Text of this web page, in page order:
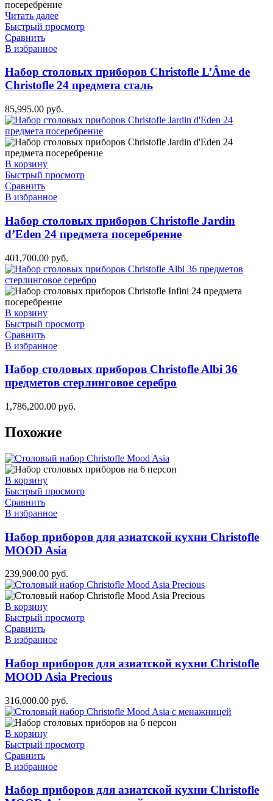
Читать далее
Быстрый просмотр
Сравнить
В избранное
Набор столовых приборов Christofle L’Âme de
Christofle 24 предмета сталь
85,995.00 руб.
В корзину
Быстрый просмотр
Сравнить
В избранное
Набор столовых приборов Christofle Jardin
d’Eden 24 предмета посеребрение
401,700.00 руб.
В корзину
Быстрый просмотр
Сравнить
В избранное
Набор столовых приборов Christofle Albi 36
предметов стерлинговое серебро
1,786,200.00 руб.
Похожие
В корзину
Быстрый просмотр
Сравнить
В избранное
Набор приборов для азиатской кухни Christofle
MOOD Asia
239,900.00 руб.
В корзину
Быстрый просмотр
Сравнить
В избранное
Набор приборов для азиатской кухни Christofle
MOOD Asia Precious
316,000.00 руб.
В корзину
Быстрый просмотр
Сравнить
В избранное
Набор приборов для азиатской кухни Christofle